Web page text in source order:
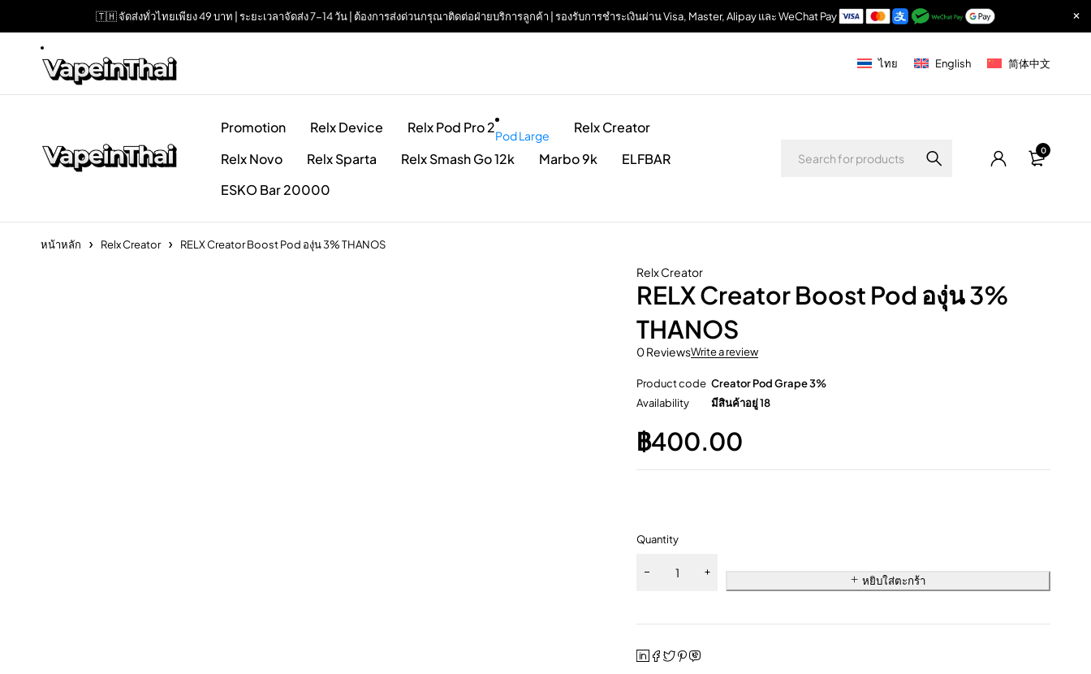
🇹🇭 จัดส่งทั่วไทยเพียง 49 บาท | ระยะเวลาจัดส่ง 7-14 วัน | ต้องการส่งด่วนกรุณาติดต่อฝ่ายบริการลูกค้า | รองรับการชำระเงินผ่าน Visa, Master, Alipay และ WeChat Pay
ไทย English 简体中文
Promotion Relx Device Relx Pod Pro 2Pod Large
Relx Creator
Relx Novo
Relx Sparta Relx Smash Go 12k Marbo 9k
ELFBAR
ESKO Bar 20000
0
หน้าหลัก Relx Creator RELX Creator Boost Pod องุ่น 3% THANOS
Relx Creator
RELX Creator Boost Pod องุ่น 3%
THANOS
0 ReviewsWrite a review
Product code Creator Pod Grape 3%
Availability
มีสินค้าอยู่ 18
฿400.00
Quantity
หยิบใส่ตะกร้า